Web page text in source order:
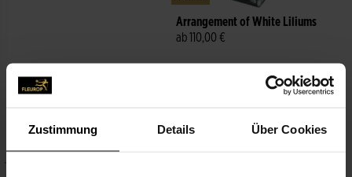
Zustimmung Details Über Cookies
Arrangement of White Liliums
ab 110,00 €
Noch heute lieferbar Noch heute lieferbar